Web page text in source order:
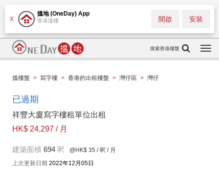
X
搵地 (OneDay) App
香港搵樓 安裝
開啟
搜索香港樓盤
搵樓盤 > 寫字樓 > 香港的出租樓盤 > 灣仔區 > 灣仔
已過期
祥豐大廈寫字樓租單位出租
HK$ 24,297 / 月
建築面積 694 呎 @HK$ 35 / 呎 / 月
上次更新日期 2022年12月05日